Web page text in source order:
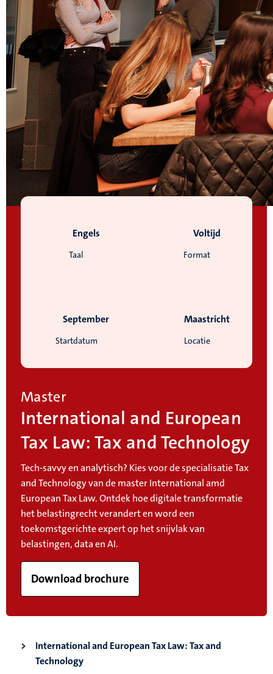
Taal
Engels
Format
Voltijd
Startdatum
September
Locatie
Maastricht
Master
International and European
Tax Law: Tax and Technology
Tech-savvy en analytisch? Kies voor de specialisatie Tax
and Technology van de master International amd
European Tax Law. Ontdek hoe digitale transformatie
het belastingrecht verandert en word een
toekomstgerichte expert op het snijvlak van
belastingen, data en AI.
Download brochure
International and European Tax Law: Tax and
Technology